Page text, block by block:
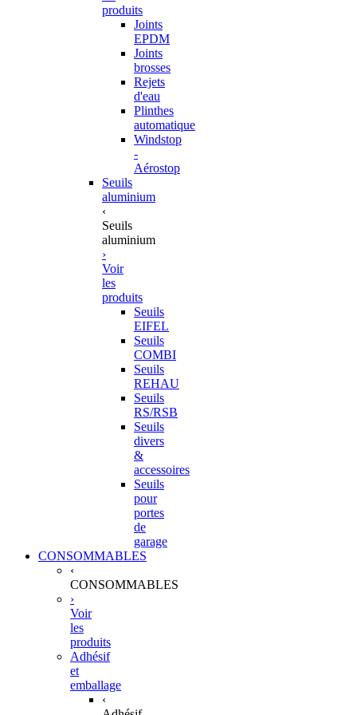
produits
Joints
EPDM
Joints
brosses
Rejets
d'eau
Plinthes
automatique
Windstop
-
Aérostop
Seuils
aluminium
‹
Seuils
aluminium
›
Voir
les
produits
Seuils
EIFEL
Seuils
COMBI
Seuils
REHAU
Seuils
RS/RSB
Seuils
divers
&
accessoires
Seuils
pour
portes
de
garage
CONSOMMABLES
‹
CONSOMMABLES
›
Voir
les
produits
Adhésif
et
emballage
‹